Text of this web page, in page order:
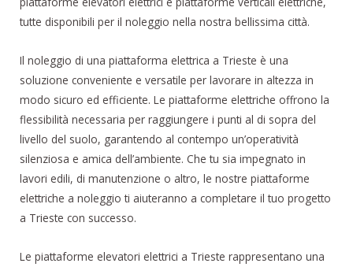
tutte disponibili per il noleggio nella nostra bellissima città.
Il noleggio di una piattaforma elettrica a Trieste è una
soluzione conveniente e versatile per lavorare in altezza in
modo sicuro ed efficiente. Le piattaforme elettriche offrono la
flessibilità necessaria per raggiungere i punti al di sopra del
livello del suolo, garantendo al contempo un’operatività
silenziosa e amica dell’ambiente. Che tu sia impegnato in
lavori edili, di manutenzione o altro, le nostre piattaforme
elettriche a noleggio ti aiuteranno a completare il tuo progetto
a Trieste con successo.
Le piattaforme elevatori elettrici a Trieste rappresentano una